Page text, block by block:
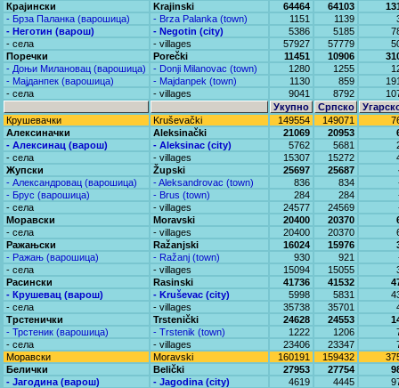
Крајински
Krajinski 64464 64103
- Брза Паланка (варошица)
- Brza Palanka (town) 1151 1139
- Неготин (варош)
- Negotin (city) 5386 5185
- села
- villages 57927 57779
Поречки
Porečki 11451 10906
- Доњи Милановац (варошица)
- Donji Milanovac (town) 1280 1255
- Мајданпек (варошица)
- Majdanpek (town) 1130 859
- села
- villages 9041 8792
Укупно
Српско
Крушевачки
Kruševački 149554 149071
Алексиначки
Aleksinački 21069 20953
- Алексинац (варош)
- Aleksinac (city) 5762 5681
- села
- villages 15307 15272
Жупски
Župski 25697 25687
- Александровац (варошица)
- Aleksandrovac (town) 836 834
- Брус (варошица)
- Brus (town) 284 284
- села
- villages 24577 24569
Моравски
Moravski 20400 20370
- села
- villages 20400 20370
Ражањски
Ražanjski 16024 15976
- Ражањ (варошица)
- Ražanj (town) 930 921
- села
- villages 15094 15055
Расински
Rasinski 41736 41532
- Крушевац (варош)
- Kruševac (city) 5998 5831
- села
- villages 35738 35701
Трстенички
Trstenički 24628 24553
- Трстеник (варошица)
- Trstenik (town) 1222 1206
- села
- villages 23406 23347
Моравски
Moravski 160191 159432
Белички
Belički 27953 27754
- Јагодина (варош)
- Jagodina (city) 4619 4445